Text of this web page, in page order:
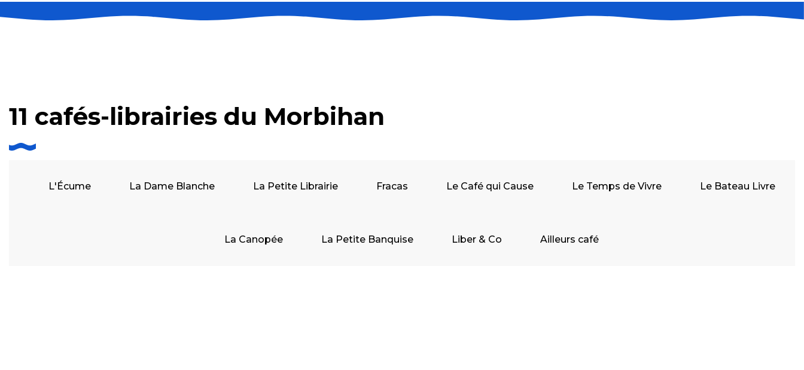
11 cafés-librairies du Morbihan
L'Écume La Dame Blanche La Petite Librairie Fracas Le Café qui Cause Le Temps de Vivre Le Bateau Livre
La Canopée La Petite Banquise Liber & Co Ailleurs café